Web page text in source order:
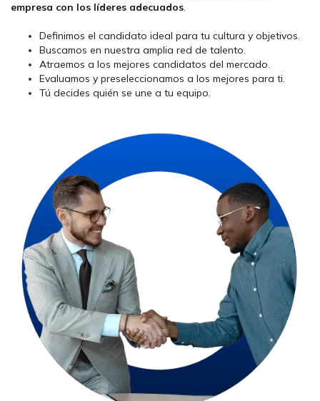
empresa con los líderes adecuados.
Definimos el candidato ideal para tu cultura y objetivos.
Buscamos en nuestra amplia red de talento.
Atraemos a los mejores candidatos del mercado.
Evaluamos y preseleccionamos a los mejores para ti.
Tú decides quién se une a tu equipo.